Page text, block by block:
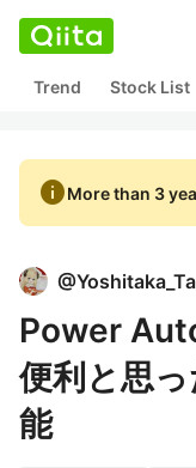
Trend Stock List
infoMore than 3
@
Power
便利と思
能